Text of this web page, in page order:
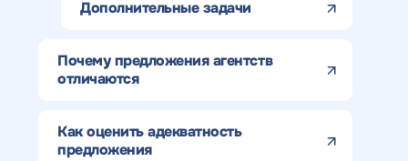
Дополнительные задачи
Почему предложения агентств
отличаются
Как оценить адекватность
предложения